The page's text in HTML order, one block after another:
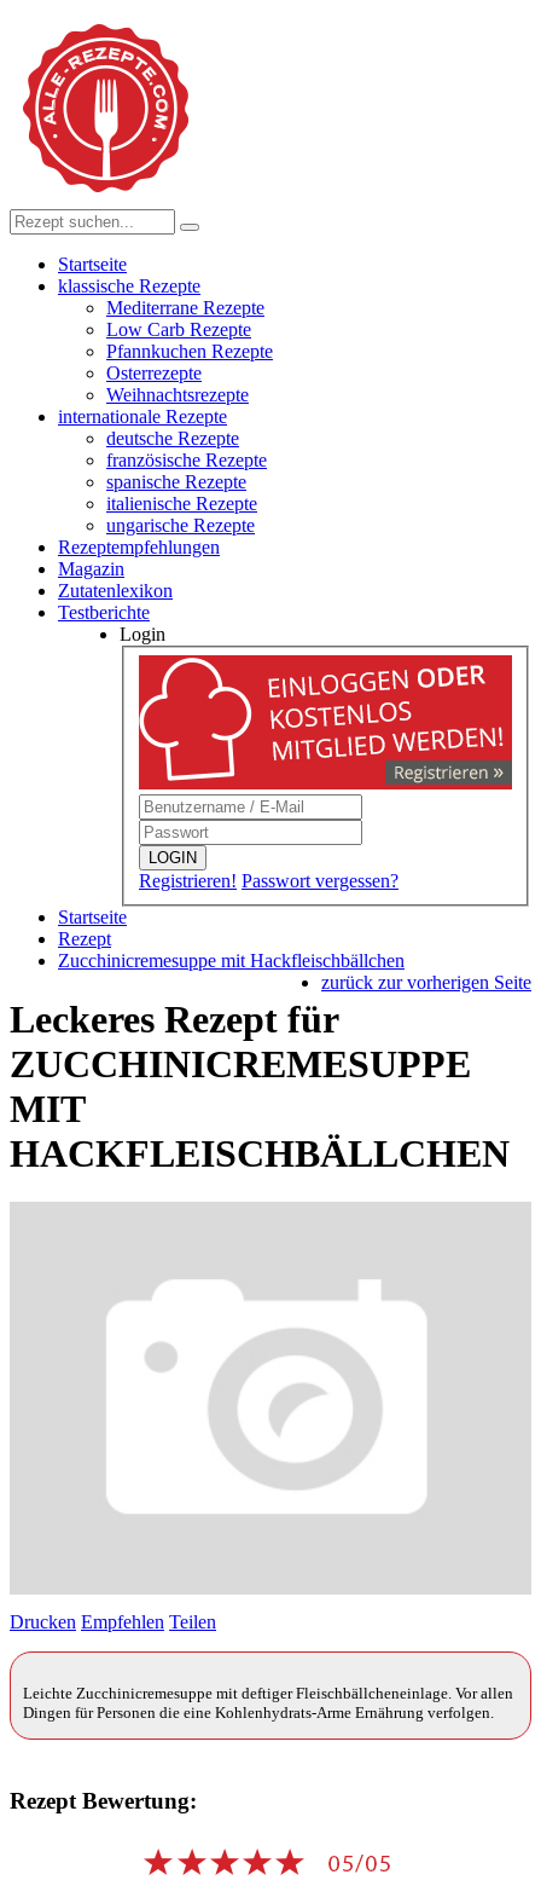
Startseite
klassische Rezepte
Mediterrane Rezepte
Low Carb Rezepte
Pfannkuchen Rezepte
Osterrezepte
Weihnachtsrezepte
internationale Rezepte
deutsche Rezepte
französische Rezepte
spanische Rezepte
italienische Rezepte
ungarische Rezepte
Rezeptempfehlungen
Magazin
Zutatenlexikon
Testberichte
Login
LOGIN
Registrieren! Passwort vergessen?
Startseite
Rezept
Zucchinicremesuppe mit Hackfleischbällchen
zurück zur vorherigen Seite
Leckeres Rezept für
ZUCCHINICREMESUPPE
MIT
HACKFLEISCHBÄLLCHEN
Drucken Empfehlen Teilen
Leichte Zucchinicremesuppe mit deftiger Fleischbällcheneinlage. Vor allen
Dingen für Personen die eine Kohlenhydrats-Arme Ernährung verfolgen.
Rezept Bewertung: